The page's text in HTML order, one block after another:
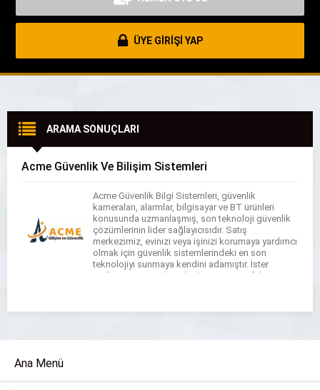
ÜYE GİRİŞİ YAP
ARAMA SONUÇLARI
Acme Güvenlik Ve Bilişim Sistemleri
Acme Güvenlik Bilgi Sistemleri, güvenlik
kameraları, alarmlar, bilgisayar ve BT ürünleri
konusunda uzmanlaşmış, son teknoloji güvenlik
çözümlerinin lider sağlayıcısıdır. Satış
merkezimiz, evinizi veya işinizi korumaya yardımcı
olmak için güvenlik sistemlerindeki en son
teknolojiyi sunmaya kendini adamıştır. İster
mülkünüzü gözetlemek, davetsiz misafirleri
mevcuttur. Güvenlik kameralarımız, […]
Ana Menü